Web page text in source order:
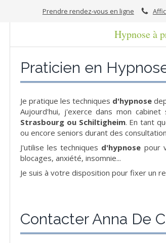
Prendre rendez-vous en ligne
Hypnose à
Praticien en
Je pratique les techniques d'hypnose
Aujourd'hui, j'exerce dans mon
Strasbourg ou Schiltigheim. En tant
ou encore seniors durant des
J'utilise les techniques d'hypnose pour
blocages, anxiété, insomnie...
Je suis à votre disposition pour fixer un
Contacter Anna De